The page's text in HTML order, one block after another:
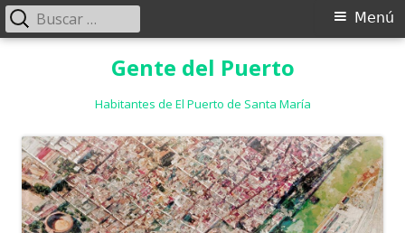
Gente del Puerto
Habitantes de El Puerto de Santa María
Menú
Menú
Buscar: